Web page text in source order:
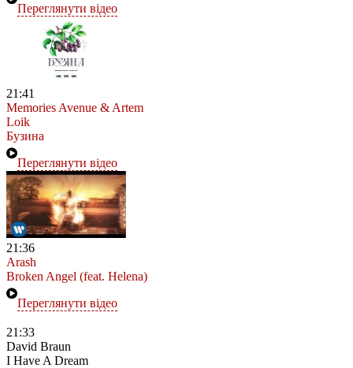
Переглянути відео
21:41
Memories Avenue & Artem
Loik
Бузина
Переглянути відео
21:36
Arash
Broken Angel (feat. Helena)
Переглянути відео
21:33
David Braun
I Have A Dream